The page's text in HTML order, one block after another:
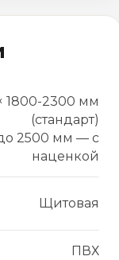
1800-2300 мм
(стандарт)
2500 мм — с
наценкой
Щитовая
ПВХ